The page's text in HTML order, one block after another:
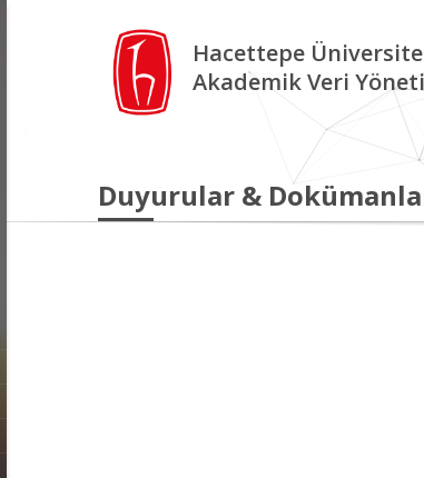
Hacettepe
Akademik Veri
Duyurular &